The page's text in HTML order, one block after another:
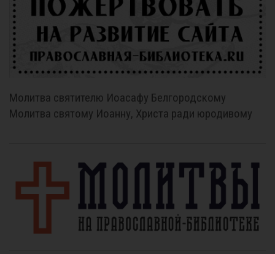
Молитва святителю Иоасафу Белгородскому
Молитва святому Иоанну, Христа ради юродивому